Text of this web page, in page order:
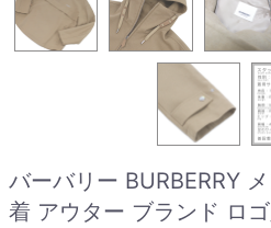
バーバリー BURBERRY
着 アウター ブランド ロ